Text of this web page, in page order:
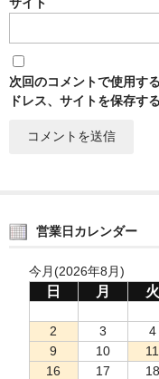
次回のコメントで使用す
ドレス、サイトを保存する
営業日カレンダー
今月(2026年8月)
日 月 火
2
3 4
9
10 11
16
17 18